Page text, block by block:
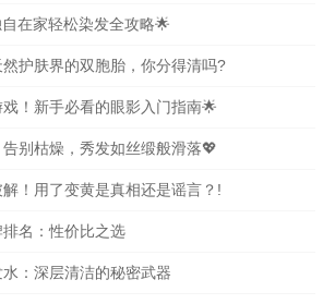
在家轻松染发全攻略🌟
护肤界的双胞胎，你分得清吗?
！新手必看的眼影入门指南🌟
别枯燥，秀发如丝缎般滑落💖
！用了变黄是真相还是谣言？!
名：性价比之选
：深层清洁的秘密武器